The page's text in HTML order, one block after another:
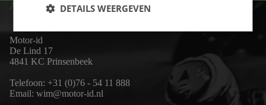
ADRES
Motor-id
De Lind 17
4841 KC Prinsenbeek
Telefoon: +31 (0)76 - 54 11 888
Email: wim@motor-id.nl
DETAILS WEERGEVEN